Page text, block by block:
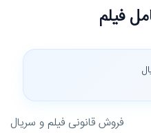
فیلم
فروش قانونی فیلم و سریال